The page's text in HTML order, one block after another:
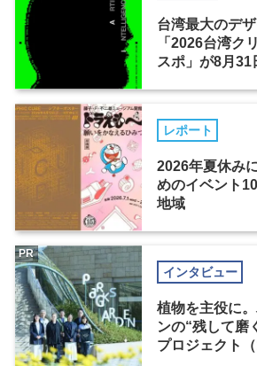
台湾最大のデ
「2026台湾ク
スポ」が8月31
レポート
2026年夏休み
めのイベント
地域
インタビュー
植物を主役に
ンの“残して磨
プロジェクト（
PR